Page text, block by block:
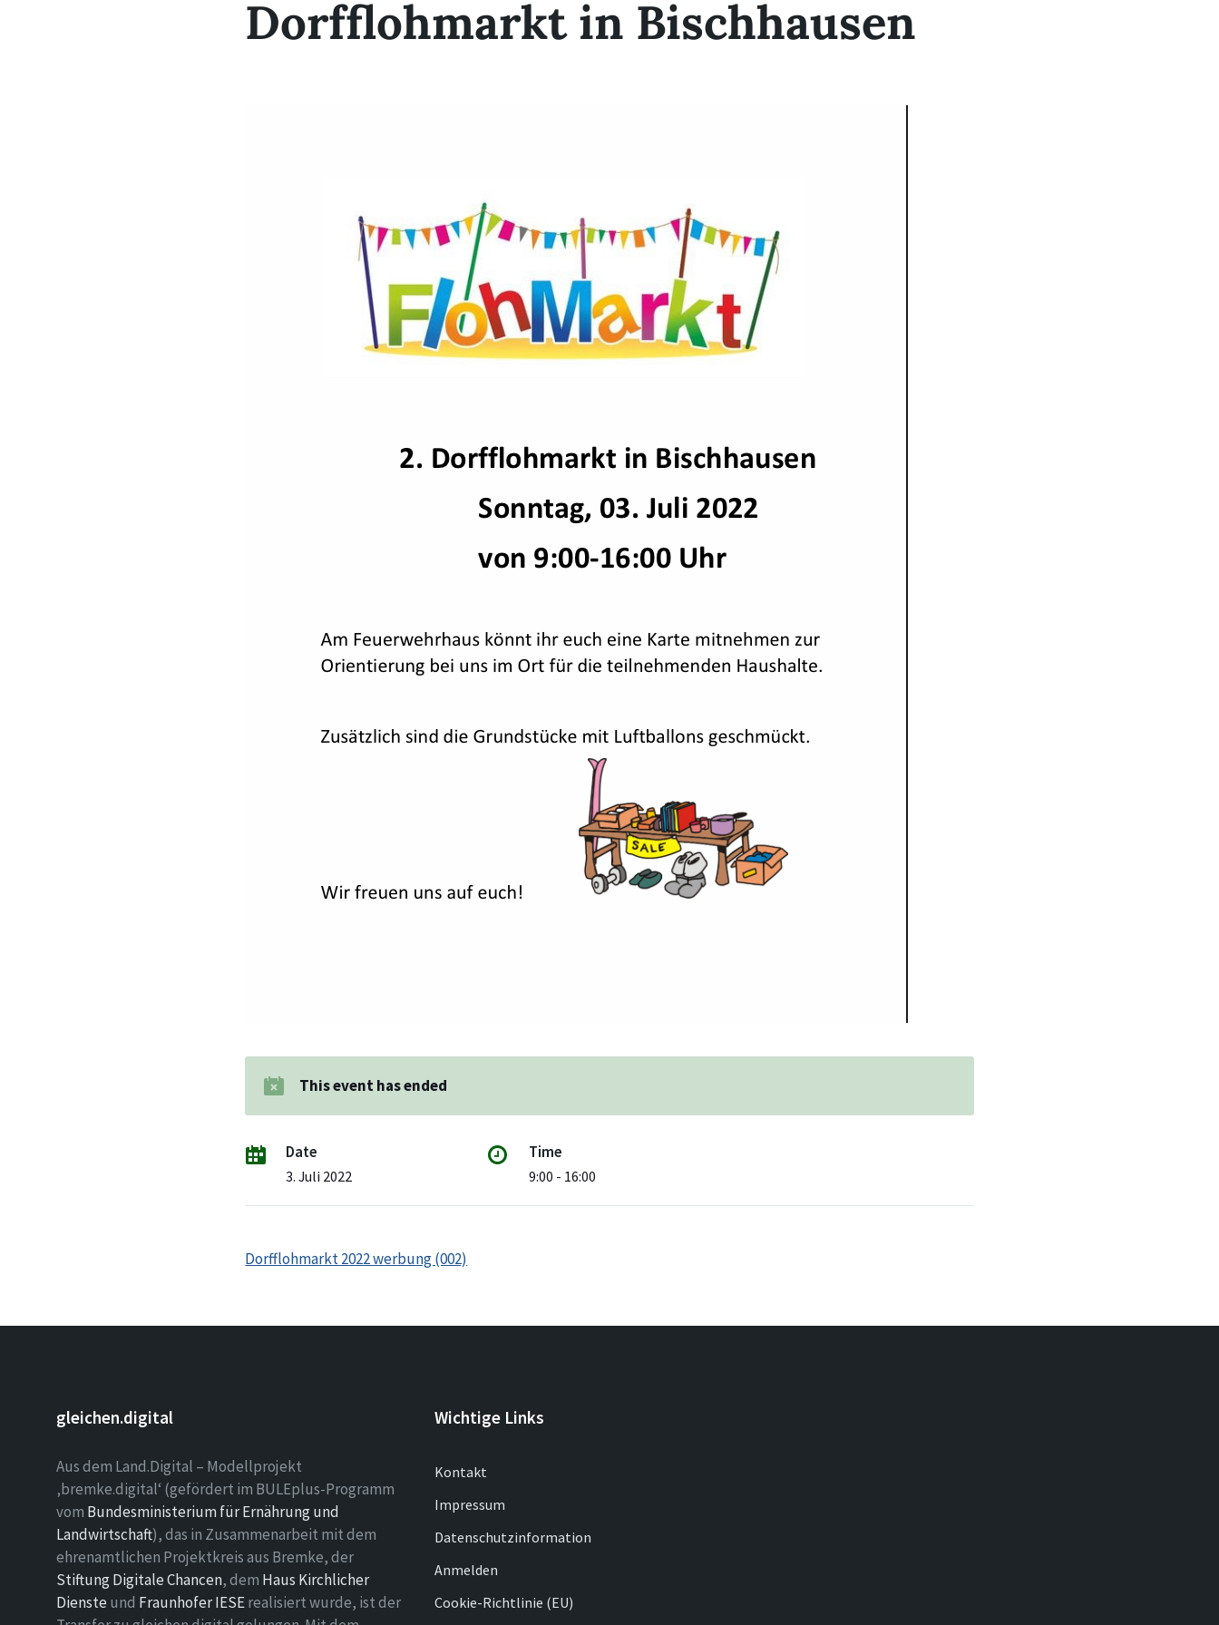
Dorfflohmarkt in Bischhausen
This event has ended
Date
3. Juli 2022
Time
9:00 - 16:00
Dorfflohmarkt 2022 werbung (002)
gleichen.digital
Aus dem Land.Digital – Modellprojekt
‚bremke.digital‘ (gefördert im BULEplus-Programm
vom Bundesministerium für Ernährung und
Landwirtschaft), das in Zusammenarbeit mit dem
ehrenamtlichen Projektkreis aus Bremke, der
Stiftung Digitale Chancen, dem Haus Kirchlicher
Dienste und Fraunhofer IESErealisiert wurde, ist der
Wichtige Links
Kontakt
Impressum
Datenschutzinformation
Anmelden
Cookie-Richtlinie (EU)